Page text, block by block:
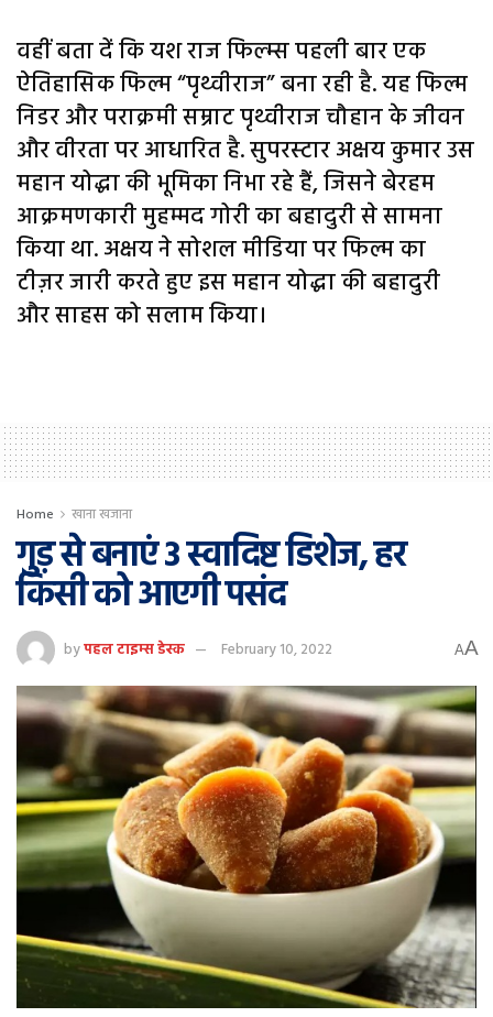
वहीं बता दें कि यश राज फिल्म्स पहली बार एक
ऐतिहासिक फिल्म “पृथ्वीराज” बना रही है. यह फिल्म
निडर और पराक्रमी सम्राट पृथ्वीराज चौहान के जीवन
और वीरता पर आधारित है. सुपरस्टार अक्षय कुमार उस
महान योद्धा की भूमिका निभा रहे हैं, जिसने बेरहम
आक्रमणकारी मुहम्मद गोरी का बहादुरी से सामना
किया था. अक्षय ने सोशल मीडिया पर फिल्म का
टीज़र जारी करते हुए इस महान योद्धा की बहादुरी
और साहस को सलाम किया।
Home खाना खजाना
गुड़ से बनाएं 3 स्वादिष्ट डिशेज, हर
किसी को आएगी पसंद
byपहल टाइम्स डेस्क February 10, 2022 AA